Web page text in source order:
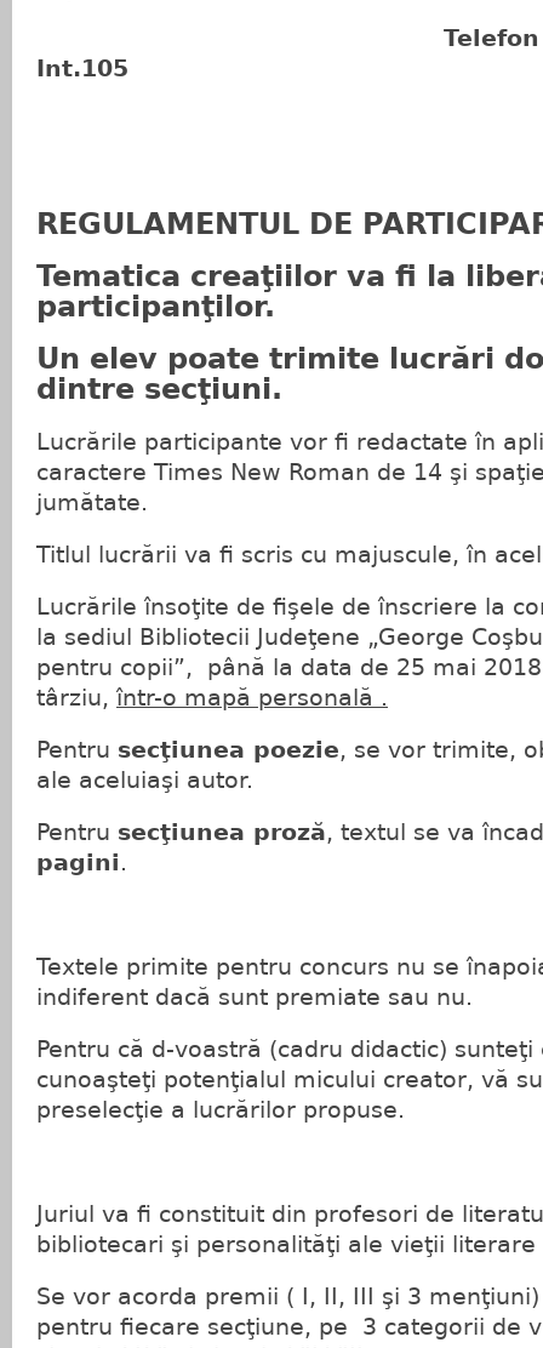
Telefon : 0363/
Int.105
REGULAMENTUL DE
Tematica creaţiilor va fi la
participanţilor.
Un elev poate trimite lucrări
dintre secţiuni.
Lucrările participante vor fi redactate în
caractere Times New Roman de 14 şi
jumătate.
Titlul lucrării va fi scris cu majuscule, în
Lucrările însoţite de fişele de înscriere la
la sediul Bibliotecii Judeţene „George
pentru copii”, până la data de 25 mai
târziu, într-o mapă personală .
Pentru secţiunea poezie, se vor trimite,
ale aceluiaşi autor.
Pentru secţiunea proză, textul se va
pagini.
Textele primite pentru concurs nu se
indiferent dacă sunt premiate sau nu.
Pentru că d-voastră (cadru didactic)
cunoaşteţi potenţialul micului creator, vă
preselecţie a lucrărilor propuse.
Juriul va fi constituit din profesori de
bibliotecari şi personalităţi ale vieţii
Se vor acorda premii ( I, II, III şi 3
pentru fiecare secţiune, pe 3 categorii de